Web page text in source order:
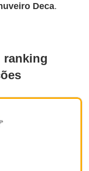
Deca.
ranking